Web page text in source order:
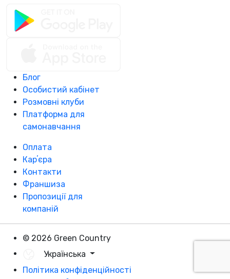
Блог
Особистий кабінет
Розмовні клуби
Платформа для
самонавчання
Оплата
Карʼєра
Контакти
Франшиза
Пропозиції для
компаній
© 2026 Green Country
Українська
Політика конфіденційності